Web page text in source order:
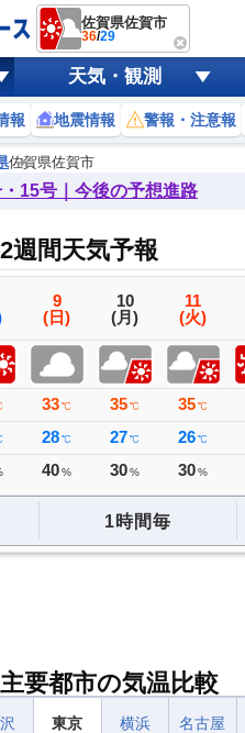
佐賀県佐賀市
36/29
天気・観測
報 地震情報 警報・注意報
佐賀県佐賀市
15号｜今後の予想進路
週間天気予報
9
(日)
33 ℃
28 ℃
40 %
10
(月)
35 ℃
27 ℃
30 %
11
(火)
35℃
26℃
30%
1時間毎
要都市の気温比較
東京 横浜 名古屋